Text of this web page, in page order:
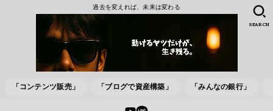
過去を変えれば、未来は変わる
「コンテンツ販売」 「ブログで資産構築」 「みんなの銀行」
SEARCH